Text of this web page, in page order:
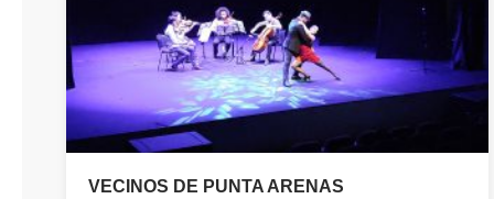
VECINOS DE PUNTA ARENAS